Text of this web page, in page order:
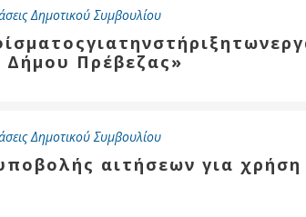
Δημοτικού Συμβουλίου
Πρέβεζας»
Δημοτικού Συμβουλίου
αιτήσεων για χρήση